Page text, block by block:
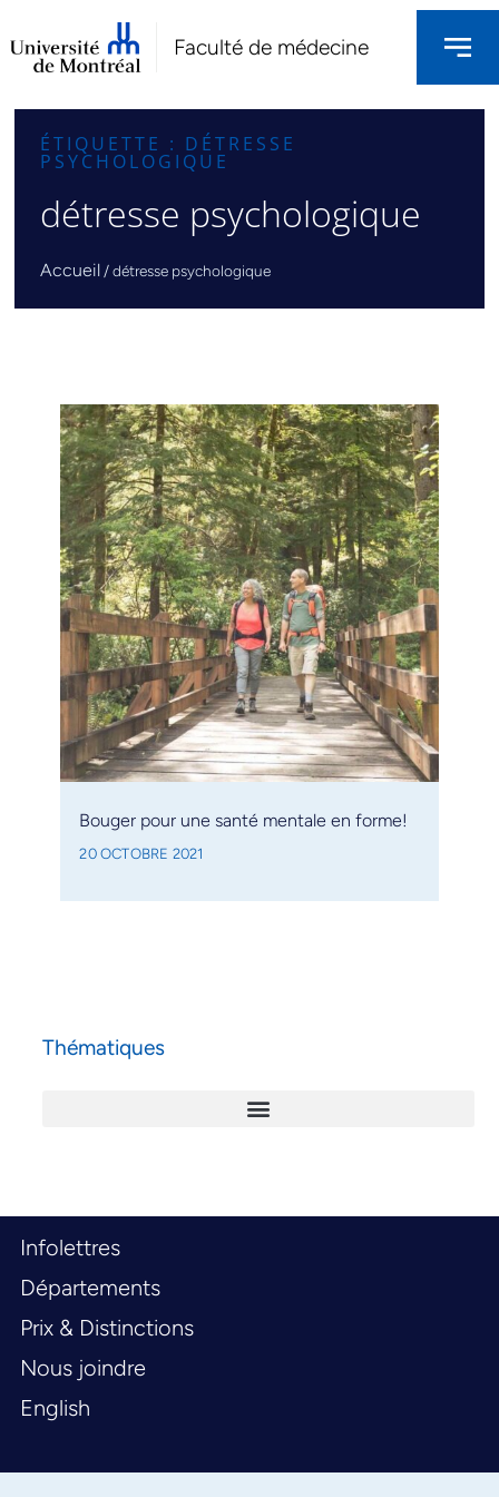
Faculté de médecine
ÉTIQUETTE : DÉTRESSE
PSYCHOLOGIQUE
détresse psychologique
Accueil /détresse psychologique
Bouger pour une santé mentale en forme!
20 OCTOBRE 2021
Thématiques
Infolettres
Départements
Prix & Distinctions
Nous joindre
English